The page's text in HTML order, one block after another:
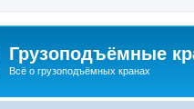
Грузоподъёмные
Всё о грузоподъёмных кранах